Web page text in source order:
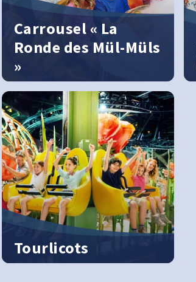
Carrousel « La
Ronde des Mül-Müls
»
carrousel
Tourlicots